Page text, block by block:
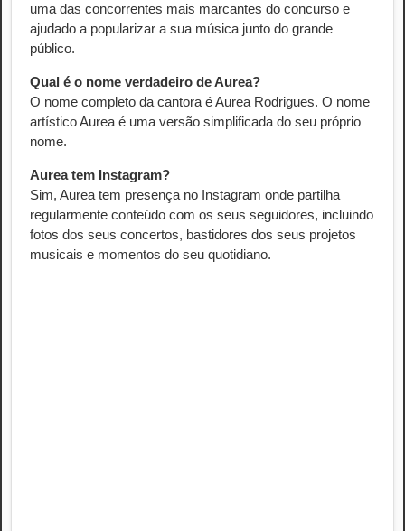
uma das concorrentes mais marcantes do concurso e
ajudado a popularizar a sua música junto do grande
público.
Qual é o nome verdadeiro de Aurea?
O nome completo da cantora é Aurea Rodrigues. O nome
artístico Aurea é uma versão simplificada do seu próprio
nome.
Aurea tem Instagram?
Sim, Aurea tem presença no Instagram onde partilha
regularmente conteúdo com os seus seguidores, incluindo
fotos dos seus concertos, bastidores dos seus projetos
musicais e momentos do seu quotidiano.